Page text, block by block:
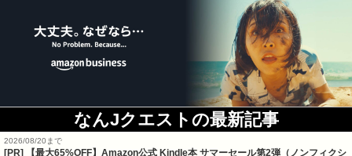
なんJクエストの最新記事
2026/08/20まで
[PR]
【最大65%OFF】Amazon公式 Kindle本 サマーセール第2弾（ノンフィクシ